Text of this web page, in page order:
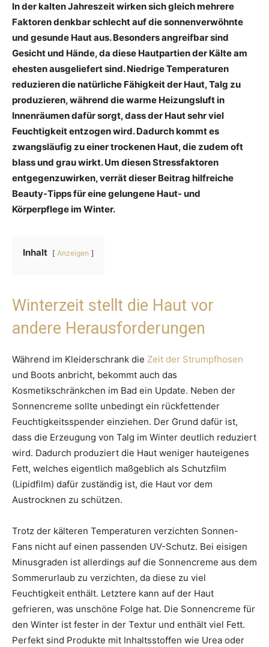
In der kalten Jahreszeit wirken sich gleich mehrere
Faktoren denkbar schlecht auf die sonnenverwöhnte
und gesunde Haut aus. Besonders angreifbar sind
Gesicht und Hände, da diese Hautpartien der Kälte am
ehesten ausgeliefert sind. Niedrige Temperaturen
reduzieren die natürliche Fähigkeit der Haut, Talg zu
produzieren, während die warme Heizungsluft in
Innenräumen dafür sorgt, dass der Haut sehr viel
Feuchtigkeit entzogen wird. Dadurch kommt es
zwangsläufig zu einer trockenen Haut, die zudem oft
blass und grau wirkt. Um diesen Stressfaktoren
entgegenzuwirken, verrät dieser Beitrag hilfreiche
Beauty-Tipps für eine gelungene Haut- und
Körperpflege im Winter.
Inhalt Anzeigen
Winterzeit stellt die Haut vor
andere Herausforderungen
Während im Kleiderschrank die Zeit der Strumpfhosen
und Boots anbricht, bekommt auch das
Kosmetikschränkchen im Bad ein Update. Neben der
Sonnencreme sollte unbedingt ein rückfettender
Feuchtigkeitsspender einziehen. Der Grund dafür ist,
dass die Erzeugung von Talg im Winter deutlich reduziert
wird. Dadurch produziert die Haut weniger hauteigenes
Fett, welches eigentlich maßgeblich als Schutzfilm
(Lipidfilm) dafür zuständig ist, die Haut vor dem
Austrocknen zu schützen.
Trotz der kälteren Temperaturen verzichten Sonnen-
Fans nicht auf einen passenden UV-Schutz. Bei eisigen
Minusgraden ist allerdings auf die Sonnencreme aus dem
Sommerurlaub zu verzichten, da diese zu viel
Feuchtigkeit enthält. Letztere kann auf der Haut
gefrieren, was unschöne Folge hat. Die Sonnencreme für
den Winter ist fester in der Textur und enthält viel Fett.
Perfekt sind Produkte mit Inhaltsstoffen wie Urea oder